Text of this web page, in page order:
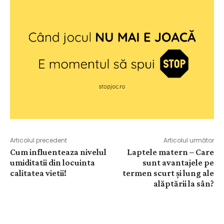
Articolul precedent
Cum influenteaza nivelul
umiditatii din locuinta
calitatea vietii!
Articolul următor
Laptele matern – Care
sunt avantajele pe
termen scurt și lung ale
alăptării la sân?